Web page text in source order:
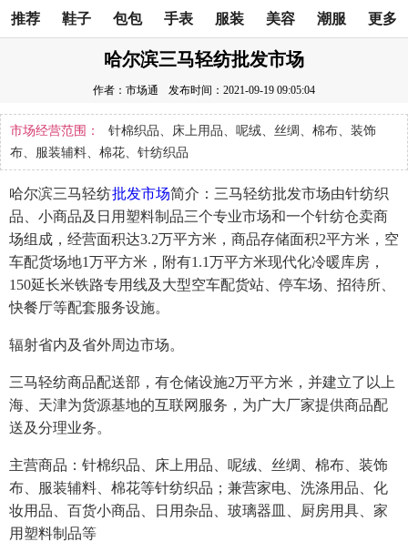
推荐 鞋子 包包 手表 服装 美容 潮服 更多
哈尔滨三马轻纺批发市场
作者：市场通 发布时间：2021-09-19 09:05:04
市场经营范围：
针棉织品、床上用品、呢绒、丝绸、棉布、装饰
布、服装辅料、棉花、针纺织品
哈尔滨三马轻纺批发市场简介：三马轻纺批发市场由针纺织
品、小商品及日用塑料制品三个专业市场和一个针纺仓卖商
场组成，经营面积达3.2万平方米，商品存储面积2平方米，空
车配货场地1万平方米，附有1.1万平方米现代化冷暖库房，
150延长米铁路专用线及大型空车配货站、停车场、招待所、
快餐厅等配套服务设施。
辐射省内及省外周边市场。
三马轻纺商品配送部，有仓储设施2万平方米，并建立了以上
海、天津为货源基地的互联网服务，为广大厂家提供商品配
送及分理业务。
主营商品：针棉织品、床上用品、呢绒、丝绸、棉布、装饰
布、服装辅料、棉花等针纺织品；兼营家电、洗涤用品、化
妆用品、百货小商品、日用杂品、玻璃器皿、厨房用具、家
用塑料制品等